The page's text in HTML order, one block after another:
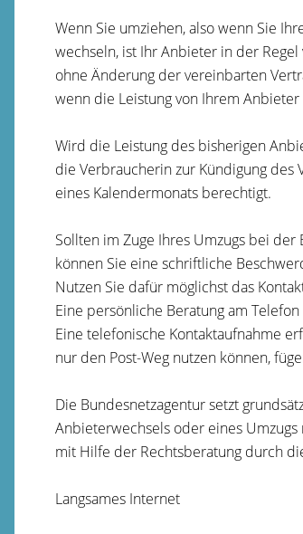
Wenn Sie umziehen, also wenn Sie
wechseln, ist Ihr Anbieter in der
ohne Änderung der vereinbarten
wenn die Leistung von Ihrem
Wird die Leistung des bisherigen
die Verbraucherin zur Kündigung des
eines Kalendermonats berechtigt.
Sollten im Zuge Ihres Umzugs bei
können Sie eine schriftliche
Nutzen Sie dafür möglichst das
Eine persönliche Beratung am
Eine telefonische Kontaktaufnahme
nur den Post-Weg nutzen können,
Die Bundesnetzagentur setzt
Anbieterwechsels oder eines
mit Hilfe der Rechtsberatung durch
Langsames Internet